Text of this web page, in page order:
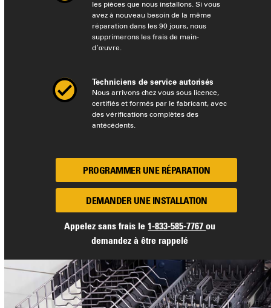
les pièces que nous installons. Si vous
avez à nouveau besoin de la même
réparation dans les 90 jours, nous
supprimerons les frais de main-
d’œuvre.
Techniciens de service autorisés
Nous arrivons chez vous sous licence,
certifiés et formés par le fabricant, avec
des vérifications complètes des
antécédents.
PROGRAMMER UNE RÉPARATION
DEMANDER UNE INSTALLATION
Appelez sans frais le1-833-585-7767ou
demandez à être rappelé